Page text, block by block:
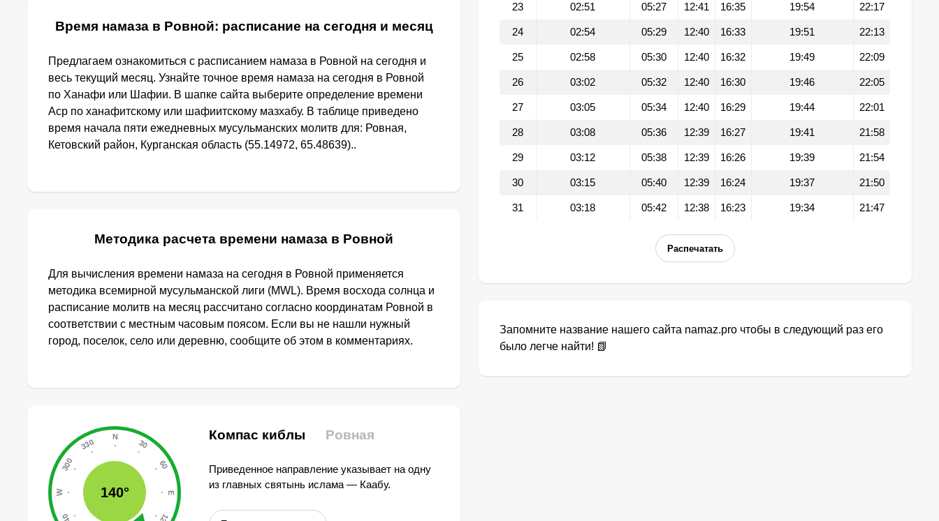
Время намаза в Ровной: расписание на сегодня и месяц
Предлагаем ознакомиться с расписанием намаза в Ровной на сегодня и
весь текущий месяц. Узнайте точное время намаза на сегодня в Ровной
по Ханафи или Шафии. В шапке сайта выберите определение времени
Аср по ханафитскому или шафиитскому мазхабу. В таблице приведено
время начала пяти ежедневных мусульманских молитв для: Ровная,
Кетовский район, Курганская область (55.14972, 65.48639)..
Методика расчета времени намаза в Ровной
Для вычисления времени намаза на сегодня в Ровной применяется
методика всемирной мусульманской лиги (MWL). Время восхода солнца и
расписание молитв на месяц рассчитано согласно координатам Ровной в
соответствии с местным часовым поясом. Если вы не нашли нужный
город, поселок, село или деревню, сообщите об этом в комментариях.
140°
Компас киблы Ровная
Приведенное направление указывает на одну
из главных святынь ислама — Каабу.
23 02:51 05:27 12:41 16:35 19:54 22:17
24 02:54 05:29 12:40 16:33 19:51 22:13
25 02:58 05:30 12:40 16:32 19:49 22:09
26 03:02 05:32 12:40 16:30 19:46 22:05
27 03:05 05:34 12:40 16:29 19:44 22:01
28 03:08 05:36 12:39 16:27 19:41 21:58
29 03:12 05:38 12:39 16:26 19:39 21:54
30 03:15 05:40 12:39 16:24 19:37 21:50
31 03:18 05:42 12:38 16:23 19:34 21:47
Распечатать
Запомните название нашего сайта namaz.pro чтобы в следующий раз его
было легче найти! 📗